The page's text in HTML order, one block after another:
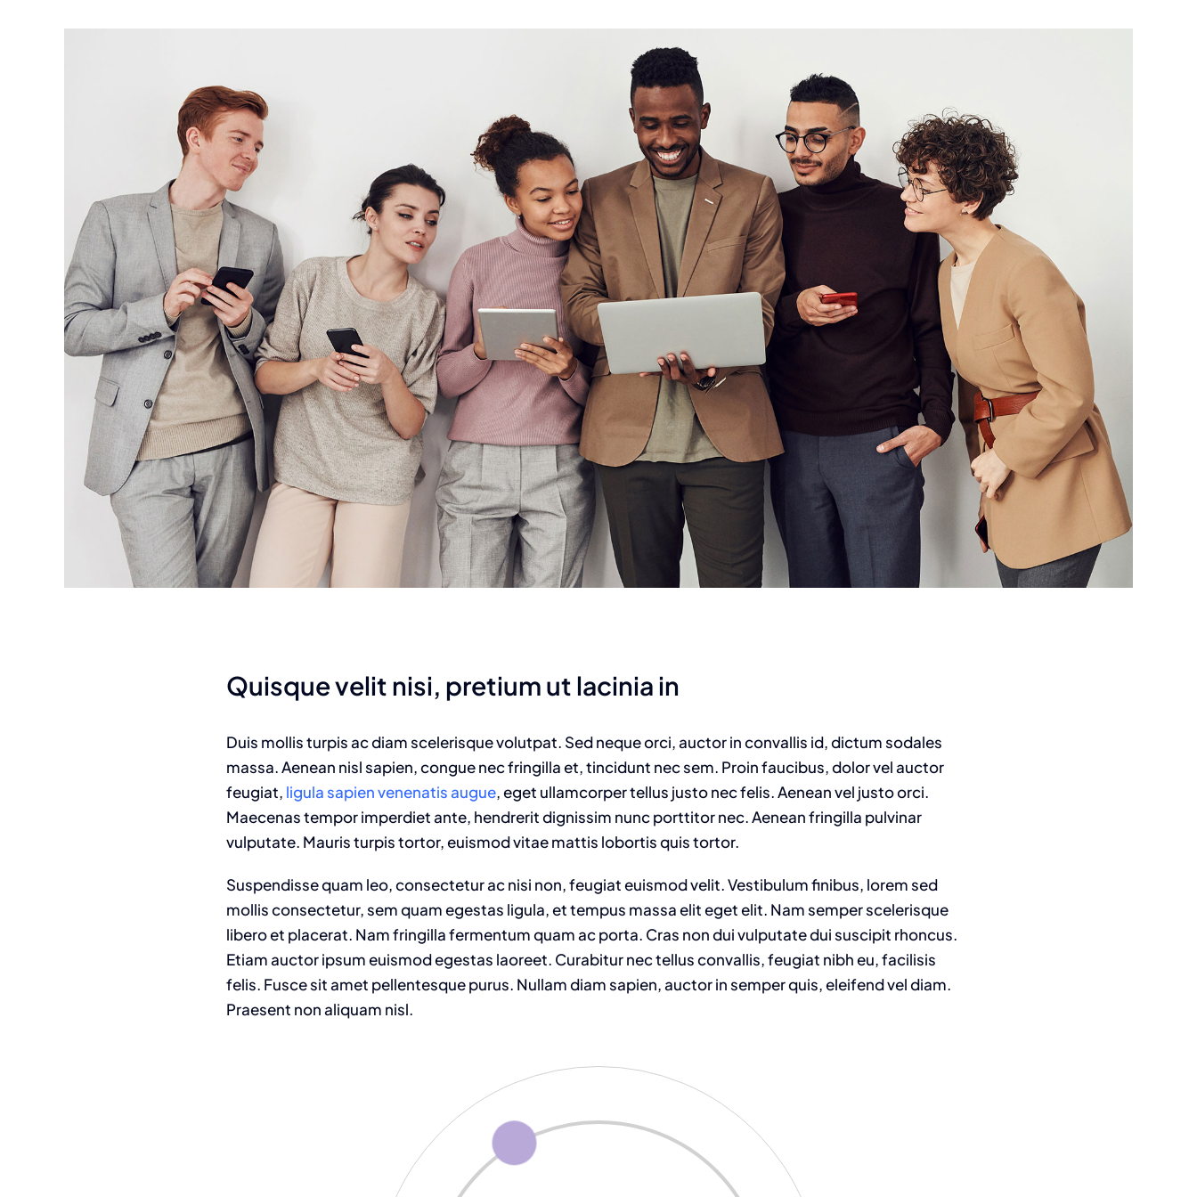
Quisque velit nisi, pretium ut lacinia in
Duis mollis turpis ac diam scelerisque volutpat. Sed neque orci, auctor in convallis id, dictum sodales
massa. Aenean nisl sapien, congue nec fringilla et, tincidunt nec sem. Proin faucibus, dolor vel auctor
feugiat, ligula sapien venenatis augue, eget ullamcorper tellus justo nec felis. Aenean vel justo orci.
Maecenas tempor imperdiet ante, hendrerit dignissim nunc porttitor nec. Aenean fringilla pulvinar
vulputate. Mauris turpis tortor, euismod vitae mattis lobortis quis tortor.
Suspendisse quam leo, consectetur ac nisi non, feugiat euismod velit. Vestibulum finibus, lorem sed
mollis consectetur, sem quam egestas ligula, et tempus massa elit eget elit. Nam semper scelerisque
libero et placerat. Nam fringilla fermentum quam ac porta. Cras non dui vulputate dui suscipit rhoncus.
Etiam auctor ipsum euismod egestas laoreet. Curabitur nec tellus convallis, feugiat nibh eu, facilisis
felis. Fusce sit amet pellentesque purus. Nullam diam sapien, auctor in semper quis, eleifend vel diam.
Praesent non aliquam nisl.